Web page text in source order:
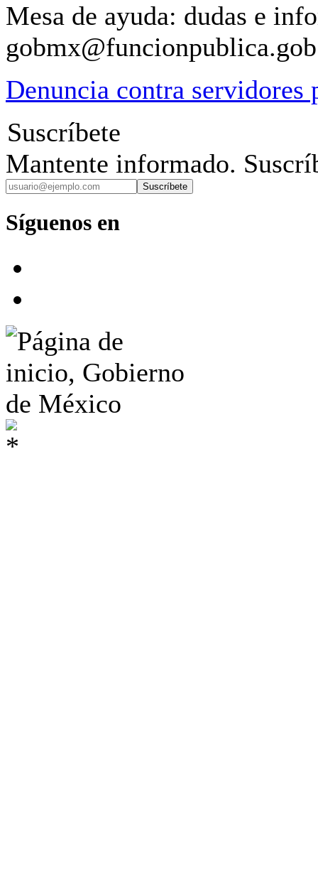
Mesa de ayuda: dudas e
Denuncia contra servidores
Suscríbete
Mantente informado.
Suscríbete
Síguenos en